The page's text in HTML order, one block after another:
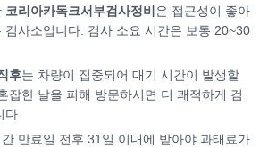
코리아카독크서부검사정비 은 접근성이 좋아
검사소입니다. 검사 소요 시간은 보통 20~30
후는 차량이 집중되어 대기 시간이 발생할
잡한 날을 피해 방문하시면 더 쾌적하게 검
.
만료일 전후 31일 이내에 받아야 과태료가